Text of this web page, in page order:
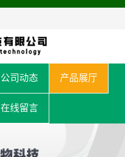
公司动态 产品展厅
在线留言